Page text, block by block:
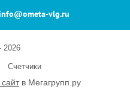
vlg.ru
2026
Счетчики
в Мегагрупп.ру